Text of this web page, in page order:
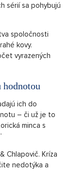
sérií sa pohybujú
spoločnosti
kovy.
vyrazených
ich do
– či už je to
minca s
Chlapovič. Kríza
nedotýka a